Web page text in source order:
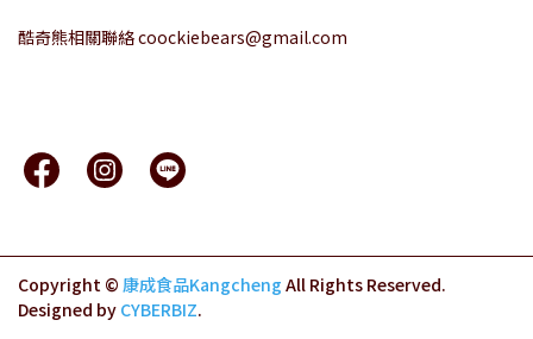
酷奇熊相關聯絡 coockiebears@gmail.com
Copyright © 康成食品Kangcheng All Rights Reserved.
Designed by CYBERBIZ.